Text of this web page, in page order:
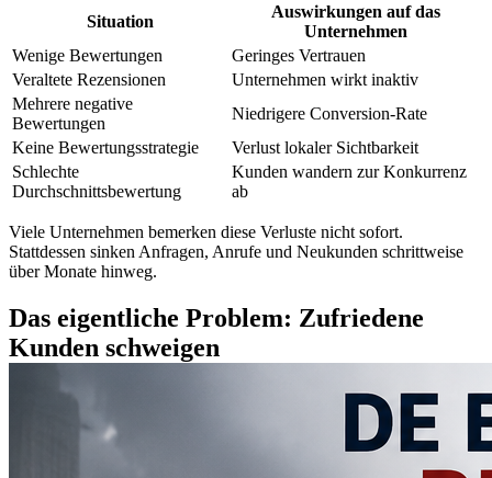
Situation
Auswirkungen auf das
Unternehmen
Wenige Bewertungen
Geringes Vertrauen
Veraltete Rezensionen
Unternehmen wirkt inaktiv
Mehrere negative
Bewertungen
Niedrigere Conversion-Rate
Keine Bewertungsstrategie
Verlust lokaler Sichtbarkeit
Schlechte
Durchschnittsbewertung
Kunden wandern zur Konkurrenz
ab
Viele Unternehmen bemerken diese Verluste nicht sofort.
Stattdessen sinken Anfragen, Anrufe und Neukunden schrittweise
über Monate hinweg.
Das eigentliche Problem: Zufriedene
Kunden schweigen